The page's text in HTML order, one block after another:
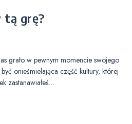
tą grę?
grało w pewnym momencie swojego
onieśmielająca część kultury, której
zastanawiałeś…